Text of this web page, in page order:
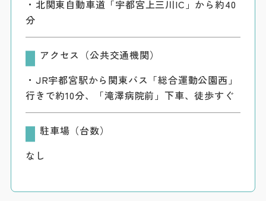
・北関東自動車道「宇都宮上三川IC」から約40
分
アクセス（公共交通機関）
・JR宇都宮駅から関東バス「総合運動公園西」
行きで約10分、「滝澤病院前」下車、徒歩すぐ
駐車場（台数）
なし